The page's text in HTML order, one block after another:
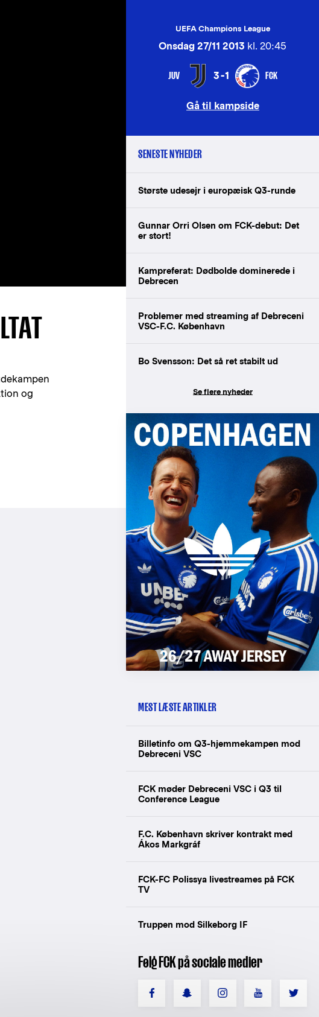
og
UEFA Champions League
Onsdag 27/11 2013 kl. 20:45
JUV 3-1 FCK
Gå til kampside
SENESTE NYHEDER
Største udesejr i europæisk Q3-runde
Gunnar Orri Olsen om FCK-debut: Det
er stort!
Kampreferat: Dødbolde dominerede i
Debrecen
Problemer med streaming af Debreceni
VSC-F.C. København
Bo Svensson: Det så ret stabilt ud
Se flere nyheder
MEST LÆSTE ARTIKLER
Billetinfo om Q3-hjemmekampen mod
Debreceni VSC
FCK møder Debreceni VSC i Q3 til
Conference League
F.C. København skriver kontrakt med
Ákos Markgráf
FCK-FC Polissya livestreames på FCK
TV
Truppen mod Silkeborg IF
Følg FCK på sociale medier